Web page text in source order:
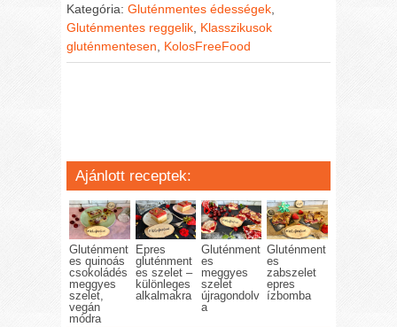
Kategória:Gluténmentes édességek
Gluténmentes reggelik Klasszikusok
gluténmentesen
KolosFreeFood
Ajánlott receptek:
Gluténment
es quinoás
csokoládés
meggyes
szelet,
vegán
módra
Epres
gluténment
es szelet –
különleges
alkalmakra
Gluténment
es
meggyes
szelet
újragondolv
a
Gluténment
es
zabszelet
epres
ízbomba